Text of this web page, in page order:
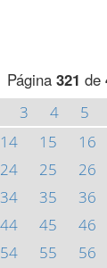
Página 321 de
3 4 5
14 15 16
24 25 26
34 35 36
44 45 46
54 55 56